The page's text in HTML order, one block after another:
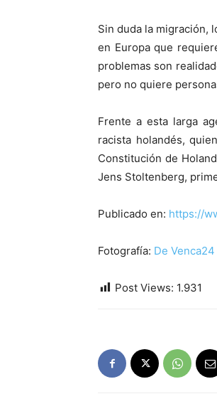
Sin duda la migración,
en Europa que
problemas son
pero no quiere
Frente a esta larga
racista holandés,
Constitución de
Jens Stoltenberg,
Publicado en: https://
Fotografía: De Venca24
Post Views: 1.931